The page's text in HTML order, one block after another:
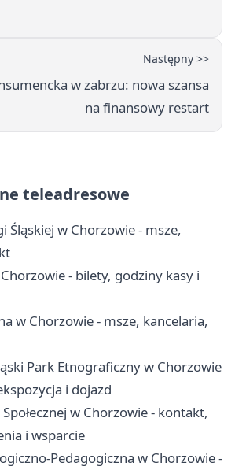
Następny >>
w zabrzu: nowa szansa
na finansowy restart
teleadresowe
Śląskiej w Chorzowie - msze,
- bilety, godziny kasy i
w Chorzowie - msze, kancelaria,
Park Etnograficzny w Chorzowie
i dojazd
w Chorzowie - kontakt,
i wsparcie
Pedagogiczna w Chorzowie -